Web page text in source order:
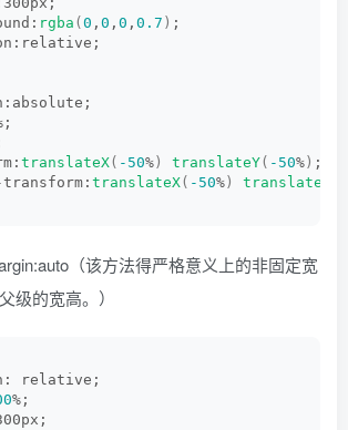
rgba ( 0 , 0 , 0 , 0.7 ) ;
translateX( -50% ) translateY( -50% ) ;
translateX( -50% ) translateY
（该方法得严格意义上的非固定宽
级的宽高。）
relative;
%;